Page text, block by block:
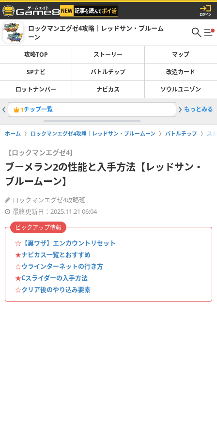
ロックマンエグゼ4攻略｜レッドサン・ブルーム
ーン
攻略TOP ストーリー マップ
SPナビ バトルチップ 改造カード
ロットナンバー ナビカス ソウルユニゾン
1チップ一覧 2裏ボス
もっとみる
ホーム ロックマンエグゼ4攻略｜レッドサン・ブルームーン バトルチップ ス
【ロックマンエグゼ4】
ブーメラン2の性能と入手方法【レッドサン・
ブルームーン】
ロックマンエグゼ4攻略班
最終更新日：2025.11.21 06:04
☆ 【裏ワザ】エンカウントリセット
★ナビカス一覧とおすすめ
☆ウラインターネットの行き方
★Cスライダーの入手方法
☆クリア後のやり込み要素
ピックアップ情報